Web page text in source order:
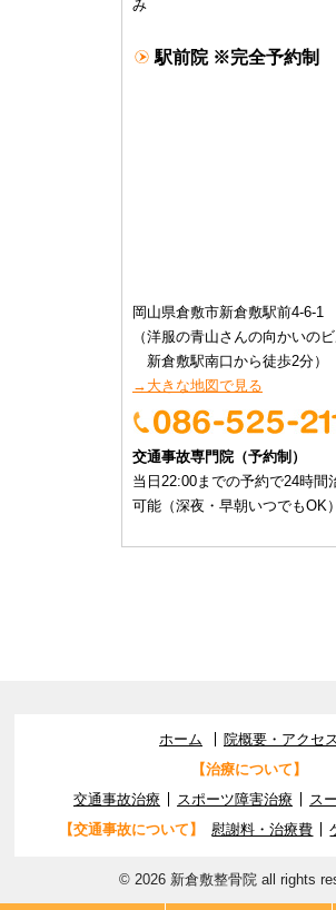
み
駅前院 ※完全予約制
岡山県倉敷市新倉敷駅前4-6-1
（洋服の青山さんの向かいの
新倉敷駅南口から徒歩2分）
→大きな地図で見る
交通事故専門院（予約制）
当日22:00までの予約で24時間
可能（深夜・早朝いつでもOK）
ホーム
院概要・アクセ
【治療について】
交通事故治療
スポーツ障害治療
ス
【交通事故について】
慰謝料・治療費
© 2026 新倉敷整骨院 all rights